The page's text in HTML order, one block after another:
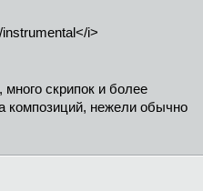
i>
скрипок и более
композиций, нежели обычно